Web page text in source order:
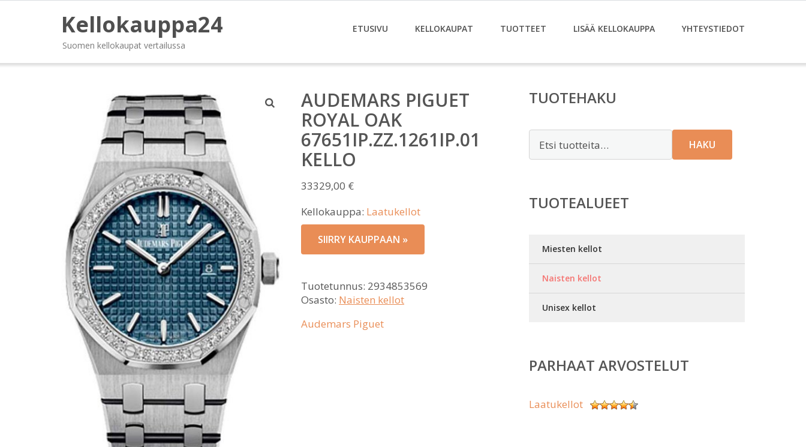
Kellokauppa24
Suomen kellokaupat vertailussa
ETUSIVU KELLOKAUPAT TUOTTEET LISÄÄ KELLOKAUPPA YHTEYSTIEDOT
AUDEMARS PIGUET
ROYAL OAK
67651IP.ZZ.1261IP.01
KELLO
33329,00 €
Kellokauppa: Laatukellot
SIIRRY KAUPPAAN »
Tuotetunnus: 2934853569
Osasto: Naisten kellot
Audemars Piguet
TUOTEHAKU
HAKU
TUOTEALUEET
Miesten kellot
Naisten kellot
Unisex kellot
PARHAAT ARVOSTELUT
Laatukellot